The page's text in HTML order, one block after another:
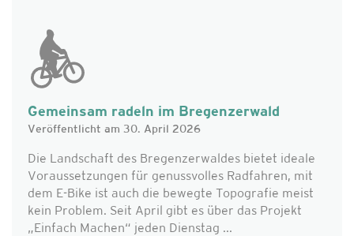
Gemeinsam radeln im Bregenzerwald
Veröffentlicht am 30. April 2026
Die Landschaft des Bregenzerwaldes bietet ideale
Voraussetzungen für genussvolles Radfahren, mit
dem E-Bike ist auch die bewegte Topografie meist
kein Problem. Seit April gibt es über das Projekt
„Einfach Machen“ jeden Dienstag ...